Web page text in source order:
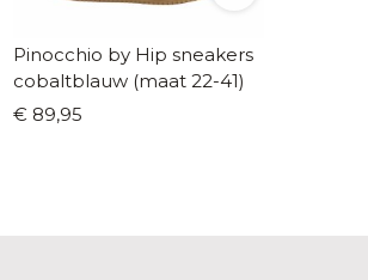
Pinocchio by Hip sneakers
cobaltblauw (maat 22-41)
€ 89,95